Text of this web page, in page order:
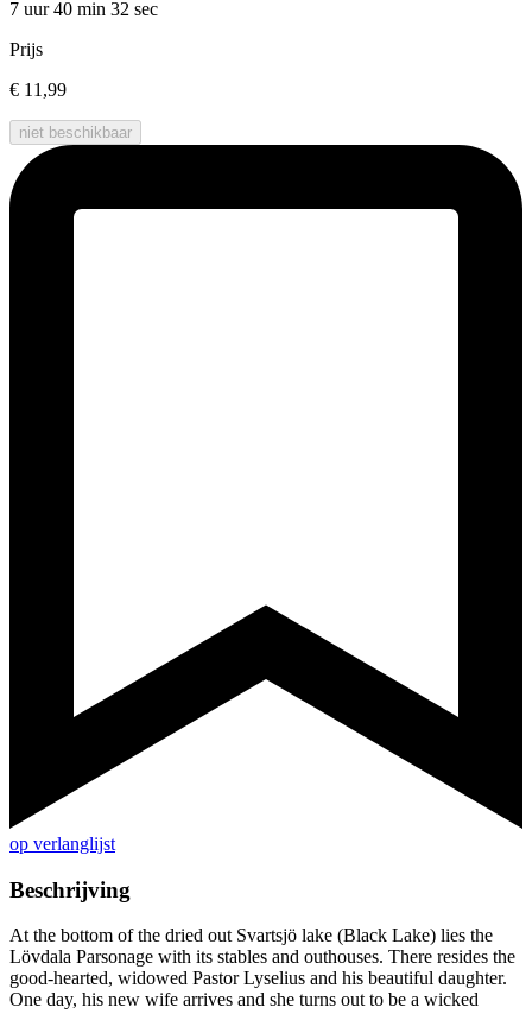
7 uur 40 min 32 sec
Prijs
€ 11,99
niet beschikbaar
op verlanglijst
Beschrijving
At the bottom of the dried out Svartsjö lake (Black Lake) lies the
Lövdala Parsonage with its stables and outhouses. There resides the
good-hearted, widowed Pastor Lyselius and his beautiful daughter.
One day, his new wife arrives and she turns out to be a wicked